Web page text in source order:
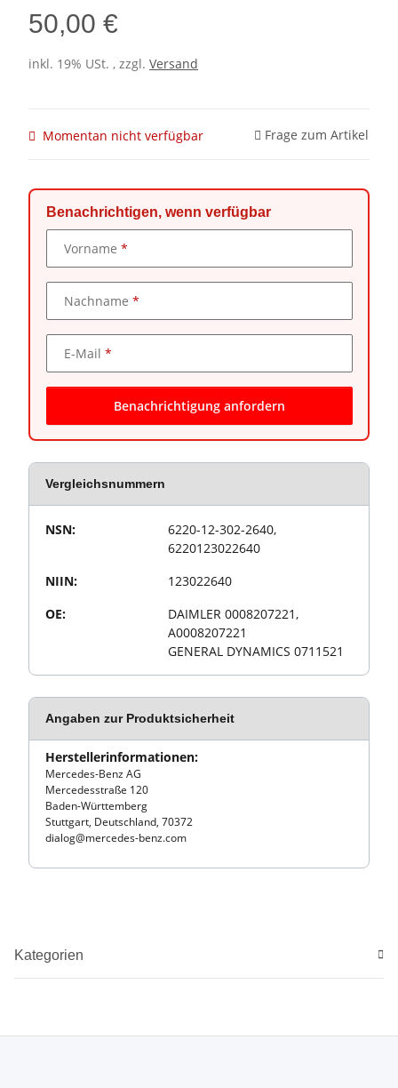
50,00 €
inkl. 19% USt. , zzgl. Versand
Momentan nicht verfügbar Frage zum Artikel
Benachrichtigen, wenn verfügbar
Kontaktdaten
Vorname
Nachname
E-Mail
Benachrichtigung anfordern
Vergleichsnummern
Produkteigenschaft
Wert
NSN:
6220-12-302-2640,
6220123022640
NIIN:
123022640
OE:
DAIMLER 0008207221,
A0008207221
GENERAL DYNAMICS 0711521
Angaben zur Produktsicherheit
Herstellerinformationen:
Mercedes-Benz AG
Mercedesstraße 120
Baden-Württemberg
Stuttgart, Deutschland, 70372
dialog@mercedes-benz.com
Kategorien